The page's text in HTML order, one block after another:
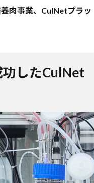
肉事業、CulNetプラッ
功したCulNet